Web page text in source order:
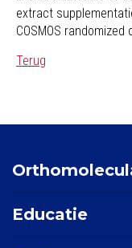
extract
COSMOS
Terug
Nutriënten-index
Indicatie-index
Educatie